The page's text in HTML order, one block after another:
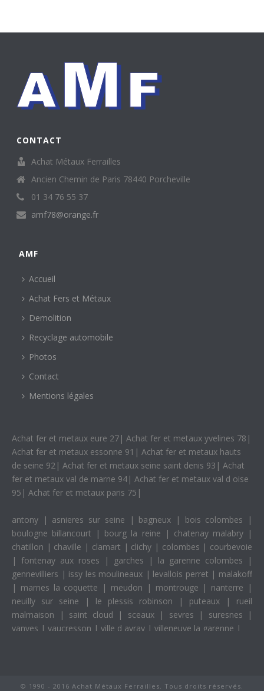
CONTACT
Achat Métaux Ferrailles
Ancien Chemin de Paris 78440 Porcheville
01 34 76 55 37
amf78@orange.fr
AMF
Accueil
Achat Fers et Métaux
Demolition
Recyclage automobile
Photos
Contact
Mentions légales
Achat fer et metaux eure 27 | Achat fer et metaux yvelines 78 |
Achat fer et metaux essonne 91 | Achat fer et metaux hauts
de seine 92 | Achat fer et metaux seine saint denis 93 | Achat
fer et metaux val de marne 94 | Achat fer et metaux val d oise
95 | Achat fer et metaux paris 75 |
antony | asnieres sur seine | bagneux | bois colombes
|
boulogne billancourt
| bourg la reine | chatenay malabry |
chatillon | chaville | clamart | clichy | colombes | courbevoie
| fontenay aux roses | garches | la garenne colombes
|
gennevilliers | issy les moulineaux | levallois perret | malakoff
| marnes la coquette | meudon | montrouge | nanterre
|
neuilly sur seine
| le plessis robinson | puteaux | rueil
malmaison
| saint cloud | sceaux | sevres | suresnes
|
vanves | vaucresson | ville d avray | villeneuve la garenne |
© 1990 - 2016 Achat Métaux Ferrailles. Tous droits réservés.